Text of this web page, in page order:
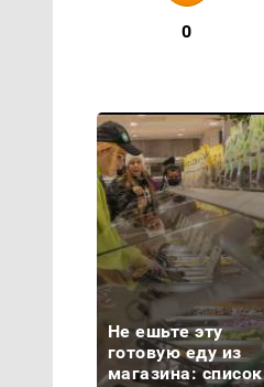
0
Не ешьте эту
готовую еду из
магазина: список